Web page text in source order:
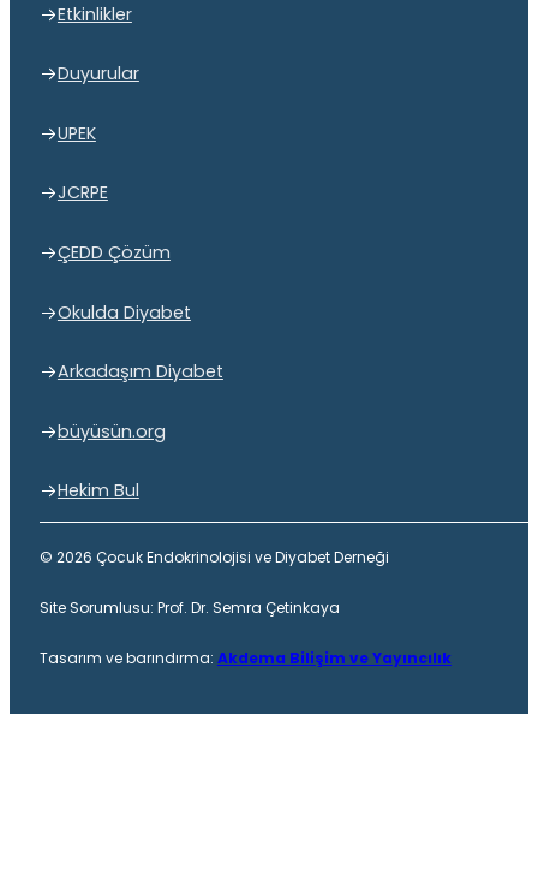
Etkinlikler
Duyurular
UPEK
JCRPE
ÇEDD Çözüm
Okulda Diyabet
Arkadaşım Diyabet
büyüsün.org
Hekim Bul
© 2026 Çocuk Endokrinolojisi ve Diyabet Derneği
Site Sorumlusu: Prof. Dr. Semra Çetinkaya
Tasarım ve barındırma: Akdema Bilişim ve Yayıncılık